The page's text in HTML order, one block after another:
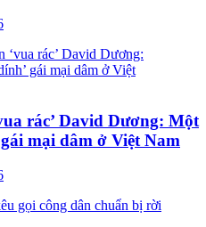
rác’ David Dương: Một
mại dâm ở Việt Nam